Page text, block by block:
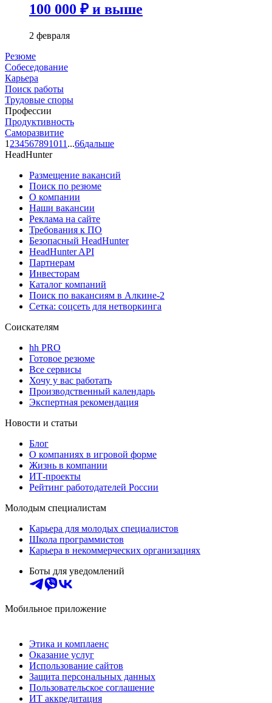
100 000 ₽ и выше
2 февраля
Резюме
Собеседование
Карьера
Поиск работы
Трудовые споры
Профессии
Продуктивность
Саморазвитие
1 234567891011 ...66дальше
HeadHunter
Размещение вакансий
Поиск по резюме
О компании
Наши вакансии
Реклама на сайте
Требования к ПО
Безопасный HeadHunter
HeadHunter API
Партнерам
Инвесторам
Каталог компаний
Поиск по вакансиям в Алкине-2
Сетка: соцсеть для нетворкинга
Соискателям
hh PRO
Готовое резюме
Все сервисы
Хочу у вас работать
Производственный календарь
Экспертная рекомендация
Новости и статьи
Блог
О компаниях в игровой форме
Жизнь в компании
ИТ-проекты
Рейтинг работодателей России
Молодым специалистам
Карьера для молодых специалистов
Школа программистов
Карьера в некоммерческих организациях
Боты для уведомлений
Мобильное приложение
Этика и комплаенс
Оказание услуг
Использование сайтов
Защита персональных данных
Пользовательское соглашение
ИТ аккредитация